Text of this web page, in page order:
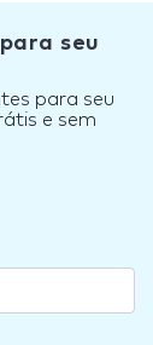
seu
para seu
e sem